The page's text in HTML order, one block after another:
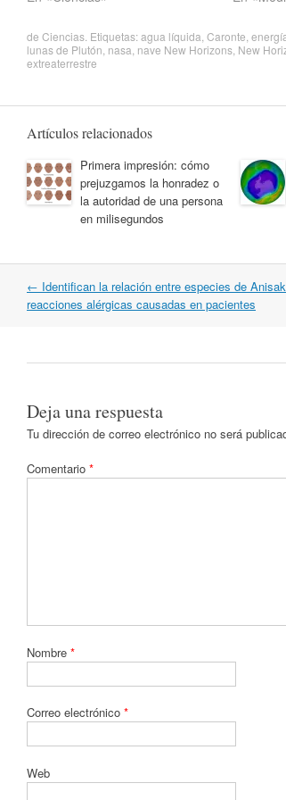
de Ciencias . Etiquetas:agua líquida Caronte
lunas de Plutón nasa nave New Horizons New
extreaterrestre
Artículos relacionados
Primera impresión: cómo
prejuzgamos la honradez o
la autoridad de una persona
en milisegundos
Navegación
por
← Identifican la relación entre especies de
reacciones alérgicas causadas en pacientes
Deja una respuesta
Tu dirección de correo electrónico no será
Comentario *
Nombre *
Correo electrónico *
Web